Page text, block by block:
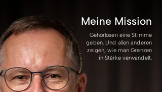
Meine Mission
Gehörlosen eine Stimme
geben. Und allen anderen
zeigen, wie man Grenzen
in Stärke verwandelt.